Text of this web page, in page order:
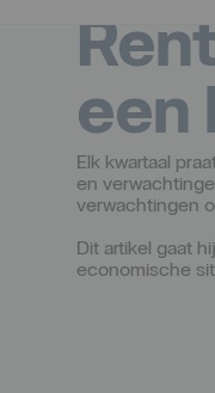
een
Elk kwartaal
en
verwachtingen
Dit artikel gaat
economische